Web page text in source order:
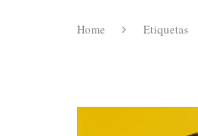
Home Etiquetas